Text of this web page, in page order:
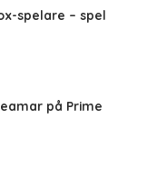
spelare – spel
på Prime